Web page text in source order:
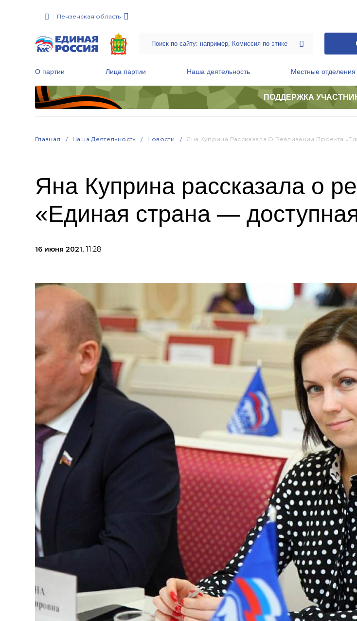
Пензенская область
О партии Лица партии Наша деятельность Местные отделения
ПОДДЕРЖКА
Главная Наша Деятельность Новости Яна Куприна Рассказала О Реализации Проекта
Яна Куприна рассказала о
«Единая страна —
16 июня 2021, 11:28